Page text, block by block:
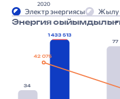
2020
Электр энергиясы Жылу
Энергия
42 075
34
1 433 513
77